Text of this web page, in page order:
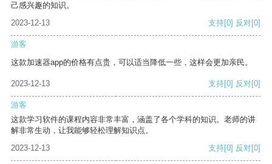
己感兴趣的知识。
2023-12-13
支持[0] 反对[0]
游客
这款加速器app的价格有点贵，可以适当降低一些，这样会更加亲民。
2023-12-13 支持[0] 反对[0]
游客
这款学习软件的课程内容非常丰富，涵盖了各个学科的知识。老师的讲
解非常生动，让我能够轻松理解知识点。
2023-12-13
支持[0] 反对[0]